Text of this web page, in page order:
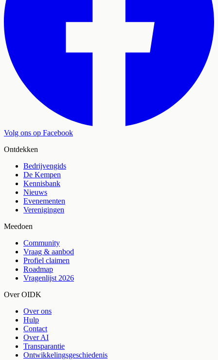
Volg ons op Facebook
Ontdekken
Bedrijvengids
De Kempen
Kennisbank
Nieuws
Evenementen
Verenigingen
Meedoen
Community
Vraag & aanbod
Profiel claimen
Roadmap
Vragenlijst 2026
Over OIDK
Over ons
Hulp
Contact
Over AI
Transparantie
Ontwikkelingsgeschiedenis